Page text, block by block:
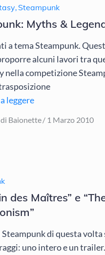
, Steampunk
Myths &
a tema Steampunk.
alcuni lavori tra
nella competizione
leggere
Baionette
Posted
1 Marzo 2010
des Maîtres” e
di questa volta
uno intero e un